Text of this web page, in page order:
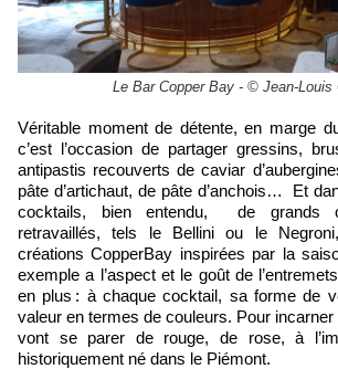
Le Bar Copper Bay - © Jean-Louis
Véritable moment de détente, en marge du stress de la ville,
c’est l’occasion de partager gressins,
antipastis recouverts de caviar
pâte d’artichaut, de pâte d’anchois… Et
cocktails, bien entendu, de grands
retravaillés, tels le Bellini ou le
créations CopperBay inspirées par la
exemple a l’aspect et le goût de
en plus : à chaque cocktail, sa forme de
valeur en termes de couleurs. Pour incarner
vont se parer de rouge, de rose, à
historiquement né dans le Piémont.